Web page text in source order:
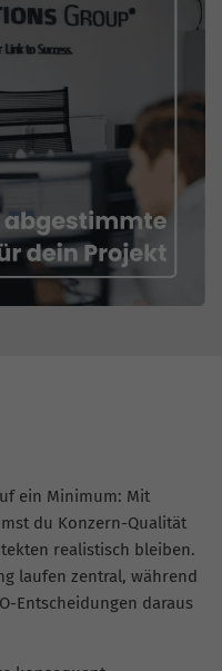
ein Minimum: Mit
du Konzern-Qualität
realistisch bleiben.
laufen zentral, während
Entscheidungen daraus